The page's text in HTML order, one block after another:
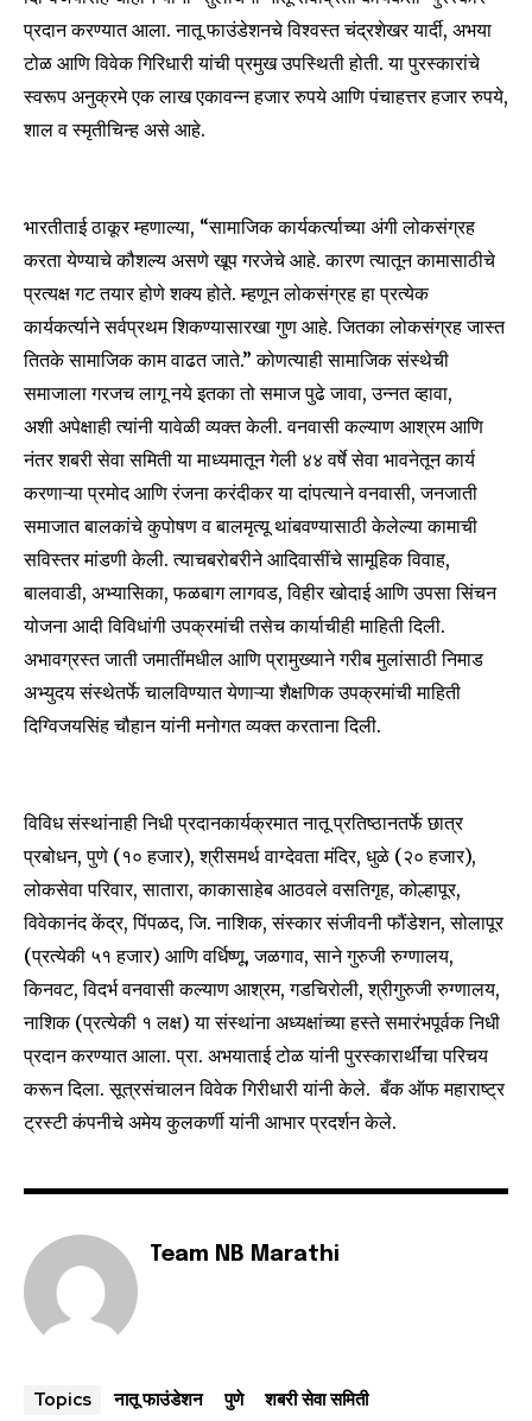
Join our community of
SUBSCRIBERS and be part of the
conversation.
To subscribe, simply enter your email address on our website
or click the subscribe button below. Don't worry, we respect
your privacy and won't spam your inbox. Your information is
safe with us.
SUBSCRIBE
I've read and accept thePrivacy Policy.
6,300 32,111
Followers
75
Followers
प्रदान करण्यात आला. नातू फाउंडेशनचे विश्वस्त चंद्रशेखर यार्दी, अभया
टोळ आणि विवेक गिरिधारी यांची प्रमुख उपस्थिती होती. या पुरस्कारांचे
स्वरूप अनुक्रमे एक लाख एकावन्न हजार रुपये आणि पंचाहत्तर हजार रुपये,
शाल व स्मृतीचिन्ह असे आहे.
भारतीताई ठाकूर म्हणाल्या, “सामाजिक कार्यकर्त्याच्या अंगी लोकसंग्रह
करता येण्याचे कौशल्य असणे खूप गरजेचे आहे. कारण त्यातून कामासाठीचे
प्रत्यक्ष गट तयार होणे शक्य होते. म्हणून लोकसंग्रह हा प्रत्येक
कार्यकर्त्याने सर्वप्रथम शिकण्यासारखा गुण आहे. जितका लोकसंग्रह जास्त
तितके सामाजिक काम वाढत जाते.” कोणत्याही सामाजिक संस्थेची
समाजाला गरजच लागू नये इतका तो समाज पुढे जावा, उन्नत व्हावा,
अशी अपेक्षाही त्यांनी यावेळी व्यक्त केली. वनवासी कल्याण आश्रम आणि
नंतर शबरी सेवा समिती या माध्यमातून गेली ४४ वर्षे सेवा भावनेतून कार्य
करणाऱ्या प्रमोद आणि रंजना करंदीकर या दांपत्याने वनवासी, जनजाती
समाजात बालकांचे कुपोषण व बालमृत्यू थांबवण्यासाठी केलेल्या कामाची
सविस्तर मांडणी केली. त्याचबरोबरीने आदिवासींचे सामूहिक विवाह,
बालवाडी, अभ्यासिका, फळबाग लागवड, विहीर खोदाई आणि उपसा सिंचन
योजना आदी विविधांगी उपक्रमांची तसेच कार्याचीही माहिती दिली.
अभावग्रस्त जाती जमातींमधील आणि प्रामुख्याने गरीब मुलांसाठी निमाड
अभ्युदय संस्थेतर्फे चालविण्यात येणाऱ्या शैक्षणिक उपक्रमांची माहिती
दिग्विजयसिंह चौहान यांनी मनोगत व्यक्त करताना दिली.
विविध संस्थांनाही निधी प्रदानकार्यक्रमात नातू प्रतिष्ठानतर्फे छात्र
प्रबोधन, पुणे (१० हजार), श्रीसमर्थ वाग्देवता मंदिर, धुळे (२० हजार),
लोकसेवा परिवार, सातारा, काकासाहेब आठवले वसतिगृह, कोल्हापूर,
विवेकानंद केंद्र, पिंपळद, जि. नाशिक, संस्कार संजीवनी फौंडेशन, सोलापूर
(प्रत्येकी ५१ हजार) आणि वर्धिष्णू, जळगाव, साने गुरुजी रुग्णालय,
किनवट, विदर्भ वनवासी कल्याण आश्रम, गडचिरोली, श्रीगुरुजी रुग्णालय,
नाशिक (प्रत्येकी १ लक्ष) या संस्थांना अध्यक्षांच्या हस्ते समारंभपूर्वक निधी
प्रदान करण्यात आला. प्रा. अभयाताई टोळ यांनी पुरस्कारार्थींचा परिचय
करून दिला. सूत्रसंचालन विवेक गिरीधारी यांनी केले. बँक ऑफ महाराष्ट्र
ट्रस्टी कंपनीचे अमेय कुलकर्णी यांनी आभार प्रदर्शन केले.
Team NB Marathi
Topics नातू फाउंडेशन पुणे शबरी सेवा समिती